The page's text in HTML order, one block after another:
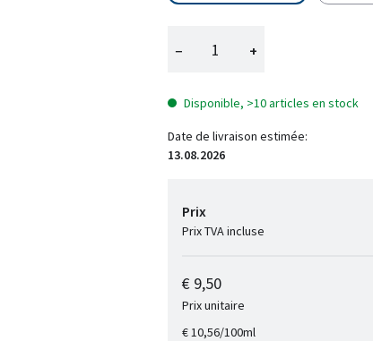
− +
Disponible, >10 articles en stock
Date de livraison estimée:
13.08.2026
Prix
Prix TVA incluse
€ 9,50
Prix unitaire
€ 10,56/100ml